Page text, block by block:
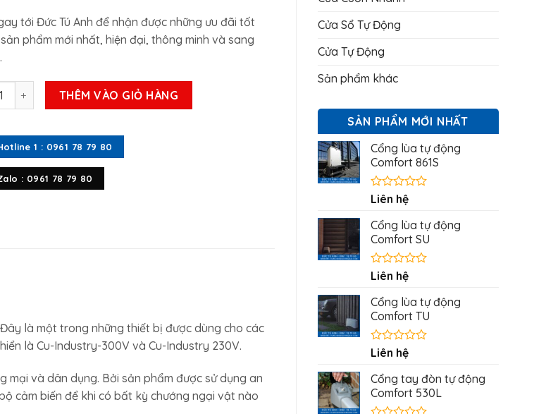
Cửa Sổ Tự Động
Cửa Tự Động
Sản phẩm khác
SẢN PHẨM MỚI NHẤT
Cổng lùa tự động
Comfort 861S
Được
hạng
0
5
sao
Liên hệ
Cổng lùa tự động
Comfort SU
Được
hạng
0
5
sao
Liên hệ
Cổng lùa tự động
Comfort TU
Được
hạng
0
5
sao
Liên hệ
Cổng tay đòn tự động
Comfort 530L
tới Đức Tú Anh để nhận được những ưu đãi tốt
phẩm mới nhất, hiện đại, thông minh và sang
cổng lùa Italy Fort 400-500 số lượng
THÊM VÀO GIỎ HÀNG
1 : 0961 78 79 80
: 0961 78 79 80
là một trong những thiết bị được dùng cho các
là Cu-Industry-300V và Cu-Industry 230V.
và dân dụng. Bởi sản phẩm được sử dụng an
cảm biến để khi có bất kỳ chướng ngại vật nào